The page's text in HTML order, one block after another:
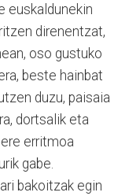
euskaldunekin
direnentzat,
oso gustuko
beste hainbat
duzu, paisaia
dortsalik eta
erritmoa
gabe.
bakoitzak egin